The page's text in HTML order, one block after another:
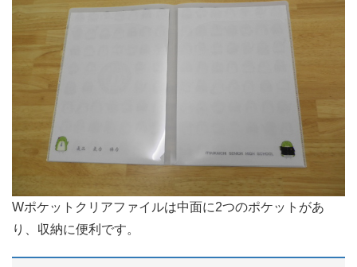
Wポケットクリアファイルは中面に2つのポケットがあ
り、収納に便利です。